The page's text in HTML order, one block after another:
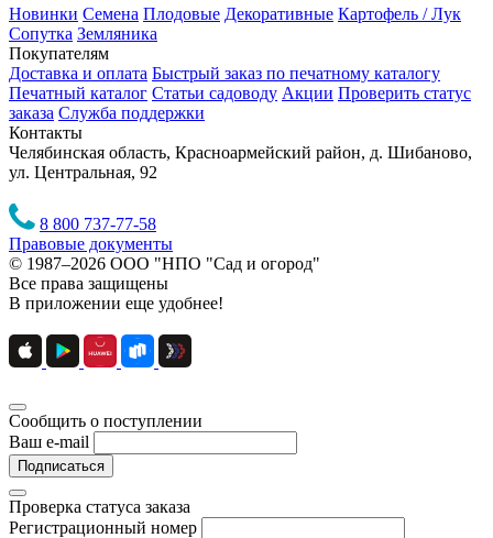
Новинки Семена Плодовые Декоративные Картофель / Лук
Сопутка Земляника
Покупателям
Доставка и оплата Быстрый заказ по печатному каталогу
Печатный каталог Статьи садоводу Акции Проверить статус
заказа Служба поддержки
Контакты
Челябинская область, Красноармейский район, д. Шибаново,
ул. Центральная, 92
8 800 737-77-58
Правовые документы
© 1987–2026 ООО "НПО "Сад и огород"
Все права защищены
В приложении еще удобнее!
Сообщить о поступлении
Ваш e-mail
Подписаться
Проверка статуса заказа
Регистрационный номер